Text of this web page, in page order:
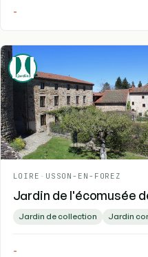
-
LOIRE - USSON-EN-FOREZ
Jardin de l'écomusée
Jardin de collection Jardin
-